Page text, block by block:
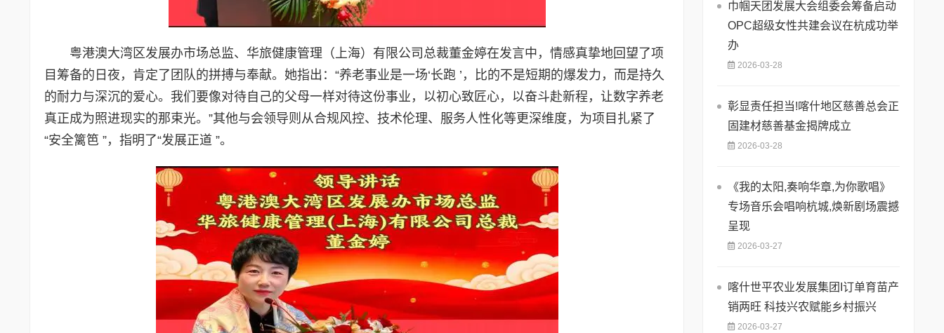
粤港澳大湾区发展办市场总监、华旅健康管理（上海）有限公司总裁董金婷在发言中，情感真挚地回望了项
目筹备的日夜，肯定了团队的拼搏与奉献。她指出：“养老事业是一场‘长跑 ’，比的不是短期的爆发力，而是持久
的耐力与深沉的爱心。我们要像对待自己的父母一样对待这份事业，以初心致匠心，以奋斗赴新程，让数字养老
真正成为照进现实的那束光。”其他与会领导则从合规风控、技术伦理、服务人性化等更深维度，为项目扎紧了
“安全篱笆 ”，指明了“发展正道 ”。
巾帼天团发展大会组委会筹备启动
OPC超级女性共建会议在杭成功举
办
2026-03-28
彰显责任担当!喀什地区慈善总会正
固建材慈善基金揭牌成立
2026-03-28
《我的太阳,奏响华章,为你歌唱》
专场音乐会唱响杭城,焕新剧场震撼
呈现
2026-03-27
喀什世平农业发展集团I订单育苗产
销两旺 科技兴农赋能乡村振兴
2026-03-27